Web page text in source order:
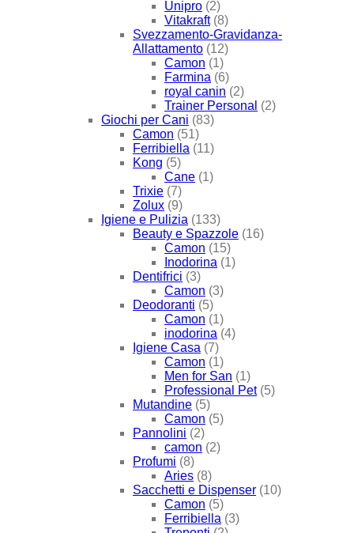
Unipro (2)
Vitakraft (8)
Svezzamento-Gravidanza-
Allattamento (12)
Camon (1)
Farmina (6)
royal canin (2)
Trainer Personal (2)
Giochi per Cani (83)
Camon (51)
Ferribiella (11)
Kong (5)
Cane (1)
Trixie (7)
Zolux (9)
Igiene e Pulizia (133)
Beauty e Spazzole (16)
Camon (15)
Inodorina (1)
Dentifrici (3)
Camon (3)
Deodoranti (5)
Camon (1)
inodorina (4)
Igiene Casa (7)
Camon (1)
Men for San (1)
Professional Pet (5)
Mutandine (5)
Camon (5)
Pannolini (2)
camon (2)
Profumi (8)
Aries (8)
Sacchetti e Dispenser (10)
Camon (5)
Ferribiella (3)